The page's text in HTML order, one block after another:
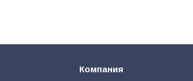
Компания